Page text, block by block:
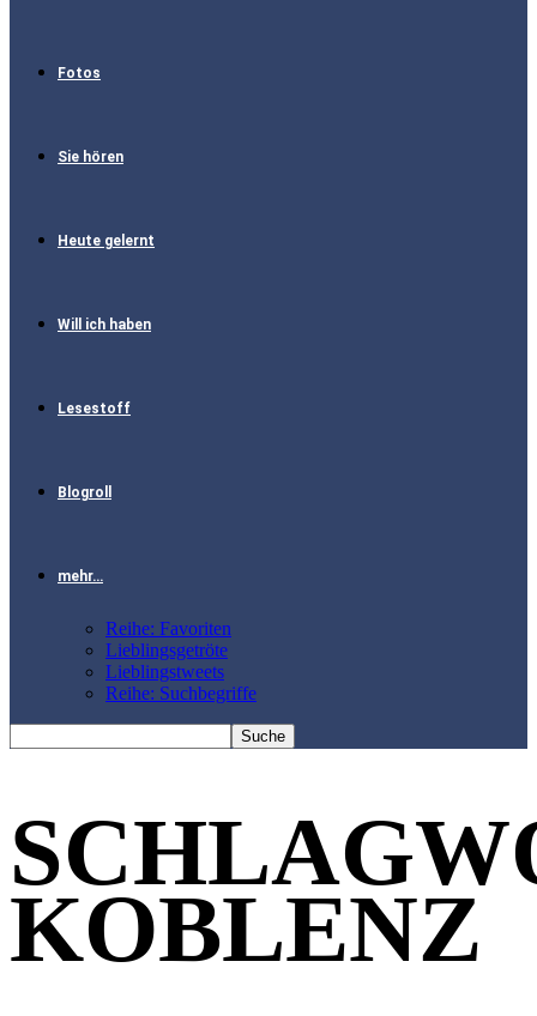
Fotos
Sie hören
Heute gelernt
Will ich haben
Lesestoff
Blogroll
mehr…
Reihe: Favoriten
Lieblingsgetröte
Lieblingstweets
Reihe: Suchbegriffe
KOBLENZ